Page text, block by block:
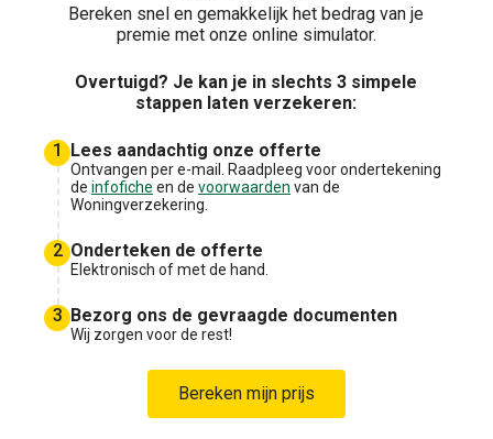
Bereken snel en gemakkelijk het bedrag van je
premie met onze online simulator.
Overtuigd? Je kan je in slechts 3 simpele
stappen laten verzekeren:
1 Lees aandachtig onze offerte
Ontvangen per e-mail. Raadpleeg voor ondertekening
de infofiche en de voorwaarden van de
Woningverzekering.
2 Onderteken de offerte
Elektronisch of met de hand.
3 Bezorg ons de gevraagde documenten
Wij zorgen voor de rest!
Bereken mijn prijs